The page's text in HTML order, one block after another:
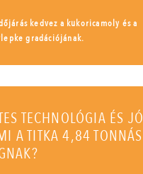
kedvez a kukoricamoly és a
gradációjának.
TECHNOLÓGIA ÉS JÓ
A TITKA 4,84 TONNÁS